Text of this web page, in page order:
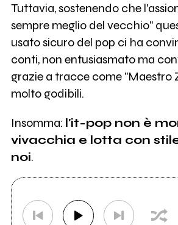
Tuttavia, sostenendo che
sempre meglio del vecchio"
usato sicuro del pop ci ha
conti, non entusiasmato ma
grazie a tracce come "Maestro
molto godibili.
Insomma: l'it-pop non è
vivacchia e lotta con
noi.